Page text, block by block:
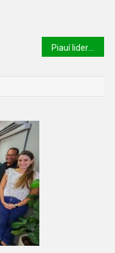
Piauí lidera vacinação contra a influenza no Brasil com 47% de cobertura